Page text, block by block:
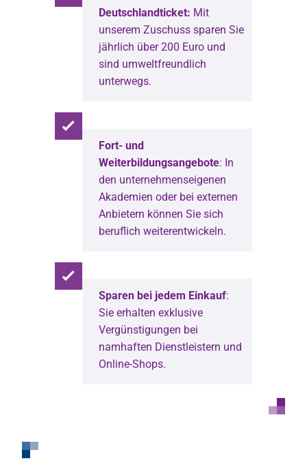
Deutschlandticket: Mit
unserem Zuschuss sparen Sie
jährlich über 200 Euro und
sind umweltfreundlich
unterwegs.
Fort- und
Weiterbildungsangebote: In
den unternehmenseigenen
Akademien oder bei externen
Anbietern können Sie sich
beruflich weiterentwickeln.
Sparen bei jedem Einkauf:
Sie erhalten exklusive
Vergünstigungen bei
namhaften Dienstleistern und
Online-Shops.